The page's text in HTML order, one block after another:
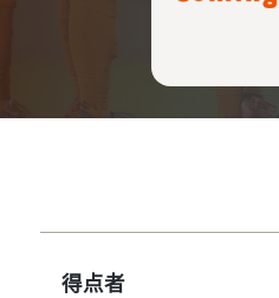
得点者